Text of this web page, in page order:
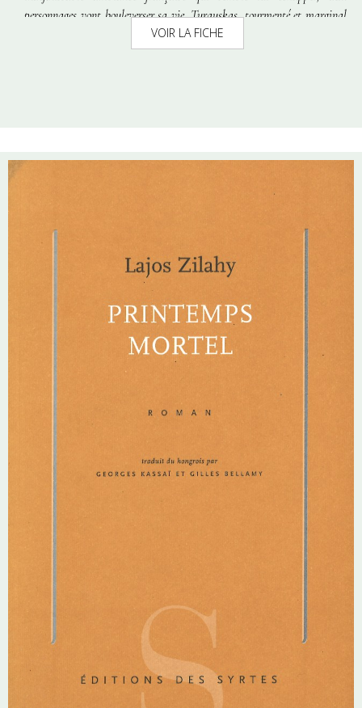
personnages vont bouleverser sa vie. Turauskas, tourmenté et marginal,
ainsi que Méla, belle étudiante dont il veut faire sa femme sans
VOIR LA FICHE